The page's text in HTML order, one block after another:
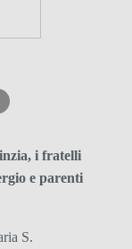
i fratelli
e parenti
S.